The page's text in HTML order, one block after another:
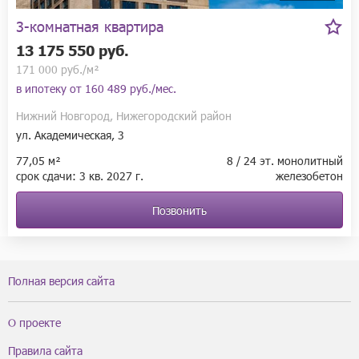
этажи комплекса занимают офисы и магазины.
Застройщик предлагает два варианта сдачи квартир – с чистовой
отделкой, и без отделки. Можно выбрать подходящий вариант
на свой вкус и кошелек.
Готовые квартиры с правом собственности. Ключи в день
оплаты.
Номер объекта: #41/605642/11523
3-комнатная квартира
13 175 550 руб.
171 000 руб./м²
в ипотеку от 160 489 руб./мес.
Нижний Новгород, Нижегородский район
ул. Академическая, 3
77,05 м²
срок сдачи: 3 кв. 2027 г.
8 / 24 эт. монолитный
железобетон
Позвонить
Полная версия сайта
О проекте
Правила сайта